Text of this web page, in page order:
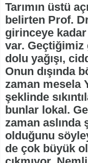
Tarımın üstü
belirten Prof.
girinceye
var. Geçtiğimiz
dolu yağışı,
Onun dışında
zaman mesela
şeklinde
bunlar lokal.
zaman aslında
olduğunu
de çok büyük